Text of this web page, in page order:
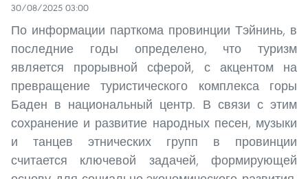
30/08/2025 03:00
По информации парткома провинции Тэйнинь, в
последние годы определено, что туризм
является прорывной сферой, с акцентом на
превращение туристического комплекса горы
Баден в национальный центр. В связи с этим
сохранение и развитие народных песен, музыки
и танцев этнических групп в провинции
считается ключевой задачей, формирующей